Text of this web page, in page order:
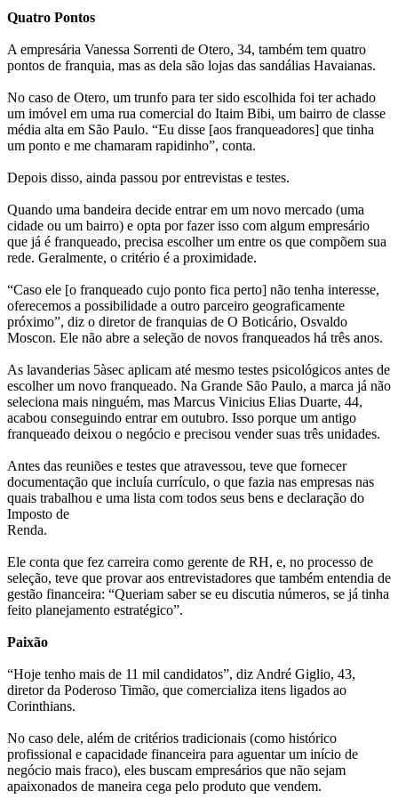
Quatro Pontos
A empresária Vanessa Sorrenti de Otero, 34, também tem quatro
pontos de franquia, mas as dela são lojas das sandálias Havaianas.
No caso de Otero, um trunfo para ter sido escolhida foi ter achado
um imóvel em uma rua comercial do Itaim Bibi, um bairro de classe
média alta em São Paulo. “Eu disse [aos franqueadores] que tinha
um ponto e me chamaram rapidinho”, conta.
Depois disso, ainda passou por entrevistas e testes.
Quando uma bandeira decide entrar em um novo mercado (uma
cidade ou um bairro) e opta por fazer isso com algum empresário
que já é franqueado, precisa escolher um entre os que compõem sua
rede. Geralmente, o critério é a proximidade.
“Caso ele [o franqueado cujo ponto fica perto] não tenha interesse,
oferecemos a possibilidade a outro parceiro geograficamente
próximo”, diz o diretor de franquias de O Boticário, Osvaldo
Moscon. Ele não abre a seleção de novos franqueados há três anos.
As lavanderias 5àsec aplicam até mesmo testes psicológicos antes de
escolher um novo franqueado. Na Grande São Paulo, a marca já não
seleciona mais ninguém, mas Marcus Vinicius Elias Duarte, 44,
acabou conseguindo entrar em outubro. Isso porque um antigo
franqueado deixou o negócio e precisou vender suas três unidades.
Antes das reuniões e testes que atravessou, teve que fornecer
documentação que incluía currículo, o que fazia nas empresas nas
quais trabalhou e uma lista com todos seus bens e declaração do
Imposto de
Renda.
Ele conta que fez carreira como gerente de RH, e, no processo de
seleção, teve que provar aos entrevistadores que também entendia de
gestão financeira: “Queriam saber se eu discutia números, se já tinha
feito planejamento estratégico”.
Paixão
“Hoje tenho mais de 11 mil candidatos”, diz André Giglio, 43,
diretor da Poderoso Timão, que comercializa itens ligados ao
Corinthians.
No caso dele, além de critérios tradicionais (como histórico
profissional e capacidade financeira para aguentar um início de
negócio mais fraco), eles buscam empresários que não sejam
apaixonados de maneira cega pelo produto que vendem.